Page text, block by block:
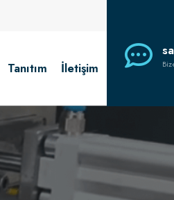
Tanıtım İletişim